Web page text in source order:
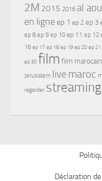
2M 2015 2016 al
en ligne ep 1 ep 2 ep 3
ep 8 ep 9 ep 10 ep 11 ep 12
16 ep 17 ep 18 ep 19 ep 20 ep 21
ep 30 film film marocain
Jerusalem live maroc
regarder streaming
Déclaration